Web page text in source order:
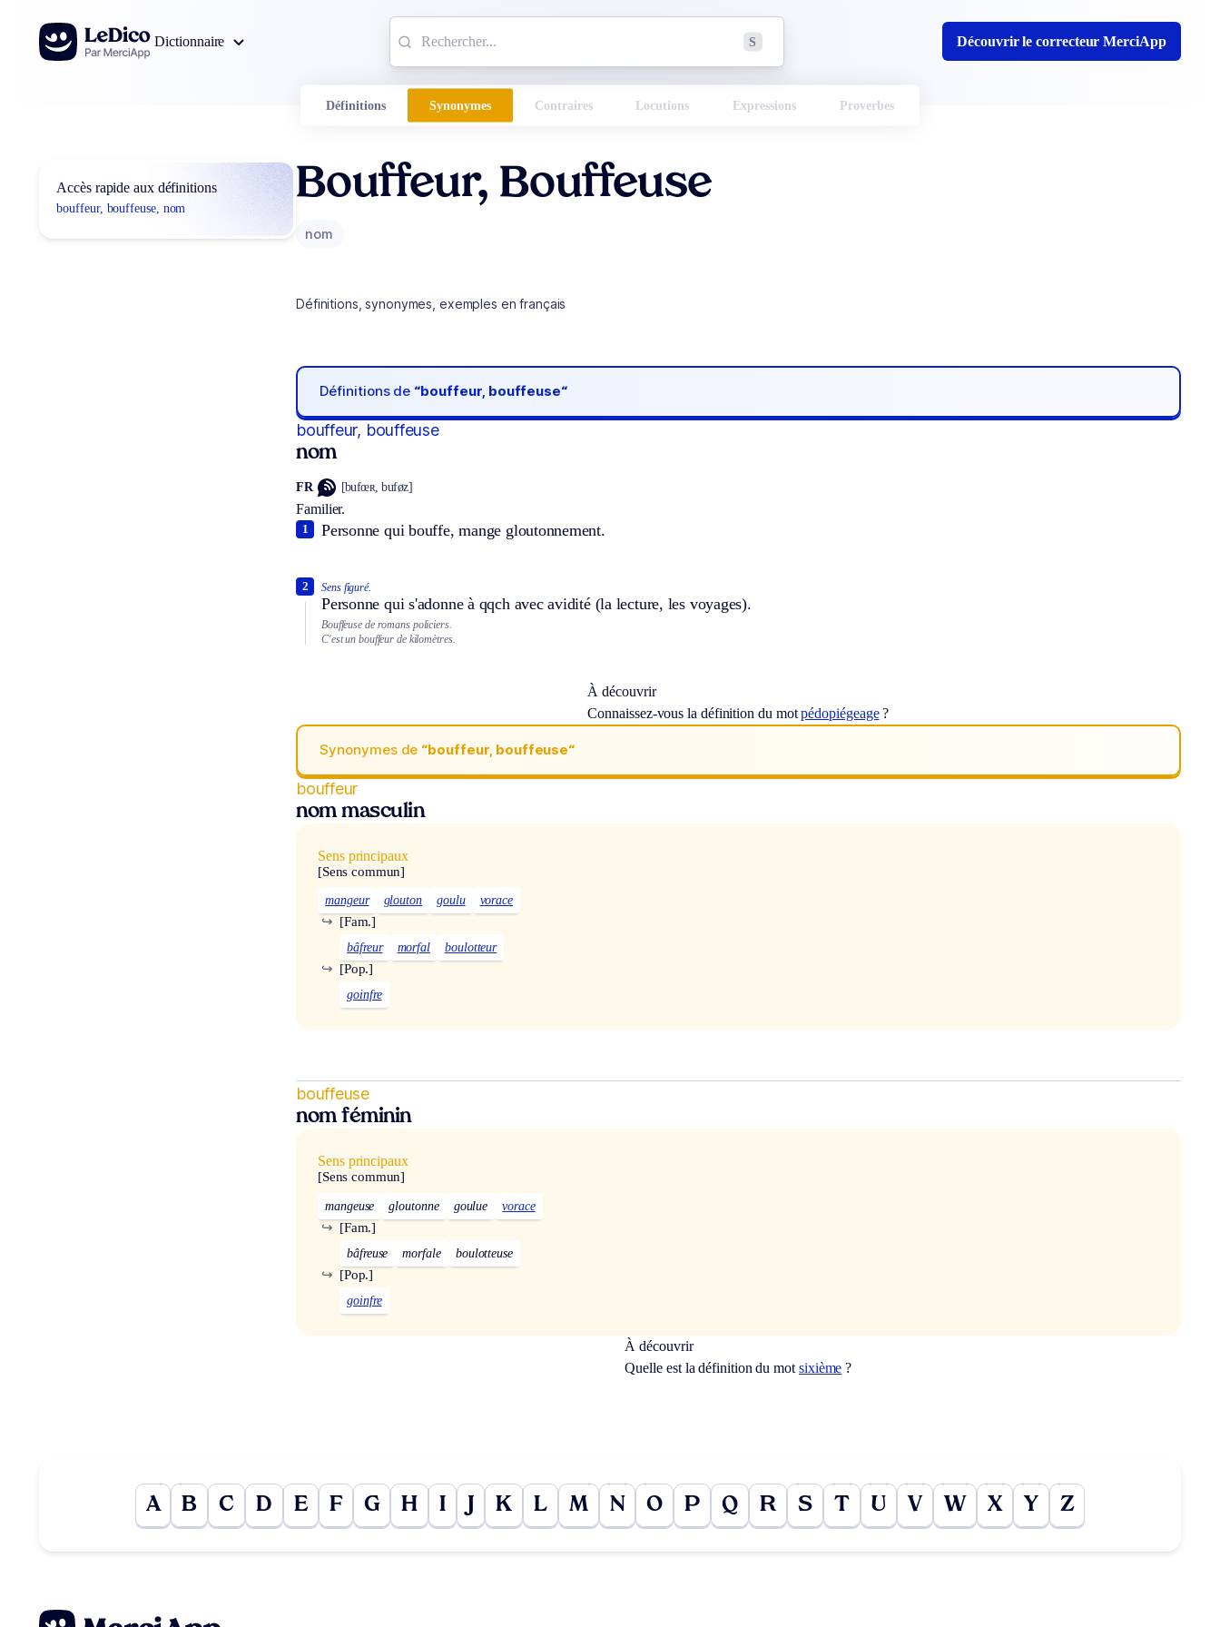
Aller au contenu
Dictionnaire
S Découvrir le correcteur MerciApp
Définitions Synonymes Contraires Locutions Expressions Proverbes
Accès rapide aux définitions
bouffeur, bouffeuse, nom
Bouffeur, Bouffeuse
nom
Définitions, synonymes, exemples en français
Définitions de “bouffeur, bouffeuse“
bouffeur, bouffeuse
nom
FR [bufœʀ, buføz]
Familier.
Personne qui bouffe, mange gloutonnement.
1
Sens figuré.
Personne qui s'adonne à qqch avec avidité (la lecture, les voyages).
2
Bouffeuse de romans policiers.
C'est un bouffeur de kilomètres.
À découvrir
Connaissez-vous la définition du motpédopiégeage?
Synonymes de “bouffeur, bouffeuse“
bouffeur
nom masculin
Sens principaux
[Sens commun]
mangeur glouton goulu vorace
[Fam.]
↪
bâfreur morfal boulotteur
[Pop.]
↪
goinfre
bouffeuse
nom féminin
Sens principaux
[Sens commun]
mangeuse gloutonne goulue vorace
[Fam.]
↪
bâfreuse morfale boulotteuse
[Pop.]
↪
goinfre
À découvrir
Quelle est la définition du mot sixième ?
A B C D E F G H I J K L M N O P Q R S T U V W X Y Z